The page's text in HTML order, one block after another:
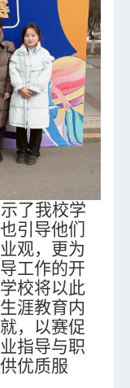
了我校学
也引导他们
观， 更为
工作的开
校将以此
涯教育内
，以赛促
指导与职
优质服